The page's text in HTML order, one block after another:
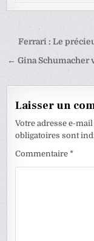
Navigation
de
Ferrari : Le
← Gina Schumacher
Laisser un
Votre adresse e-
obligatoires sont
Commentaire*